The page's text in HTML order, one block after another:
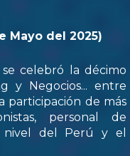
Mayo del 2025)
celebró la décimo
y Negocios... entre
participación de más
personal de
nivel del Perú y el